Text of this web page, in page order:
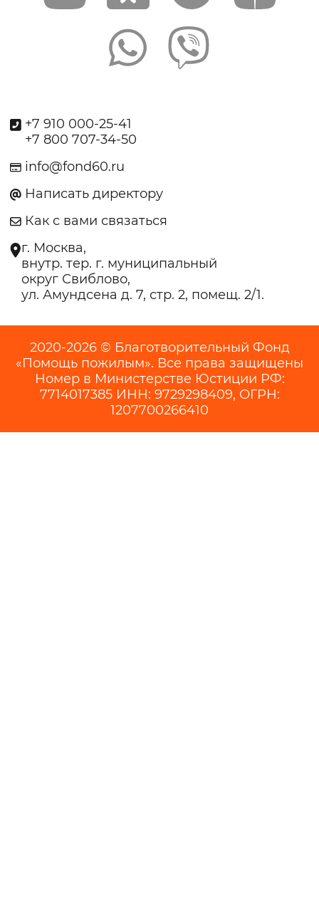
+7 910 000-25-41
+7 800 707-34-50
info@fond60.ru
Написать директору
Как с вами связаться
г. Москва,
внутр. тер. г. муниципальный
округ Свиблово,
ул. Амундсена д. 7, стр. 2, помещ. 2/1.
2020-2026 © Благотворительный Фонд
«Помощь пожилым». Все права защищены
Номер в Министерстве Юстиции РФ:
7714017385 ИНН: 9729298409, ОГРН:
1207700266410